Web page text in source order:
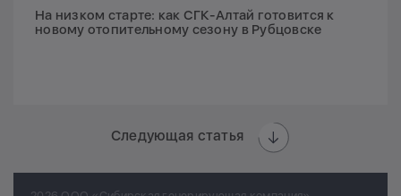
На низком старте: как СГК-Алтай готовится к
новому отопительному сезону в Рубцовске
Следующая статья